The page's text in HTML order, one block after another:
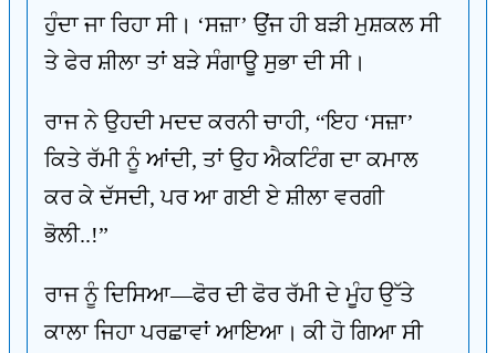
ਹੁੰਦਾ ਜਾ ਰਿਹਾ ਸੀ। ‘ਸਜ਼ਾ’ ਉਂਜ ਹੀ ਬੜੀ ਮੁਸ਼ਕਲ ਸੀ
ਤੇ ਫੇਰ ਸ਼ੀਲਾ ਤਾਂ ਬੜੇ ਸੰਗਾਊ ਸੁਭਾ ਦੀ ਸੀ।
ਰਾਜ ਨੇ ਉਹਦੀ ਮਦਦ ਕਰਨੀ ਚਾਹੀ, “ਇਹ ‘ਸਜ਼ਾ’
ਕਿਤੇ ਰੱਮੀ ਨੂੰ ਆਂਦੀ, ਤਾਂ ਉਹ ਐਕਟਿੰਗ ਦਾ ਕਮਾਲ
ਕਰ ਕੇ ਦੱਸਦੀ, ਪਰ ਆ ਗਈ ਏ ਸ਼ੀਲਾ ਵਰਗੀ
ਭੋਲੀ..!”
ਰਾਜ ਨੂੰ ਦਿਸਿਆ—ਫੋਰ ਦੀ ਫੋਰ ਰੱਮੀ ਦੇ ਮੂੰਹ ਉੱਤੇ
ਕਾਲਾ ਜਿਹਾ ਪਰਛਾਵਾਂ ਆਇਆ। ਕੀ ਹੋ ਗਿਆ ਸੀ